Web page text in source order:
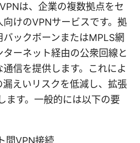
は、企業の複数拠点をセ
向けのVPNサービスです。拠
ックボーンまたはMPLS網
ーネット経由の公衆回線と
信を提供します。これによ
漏えいリスクを低減し、拡張
ます。一般的には以下の要
間VPN接続